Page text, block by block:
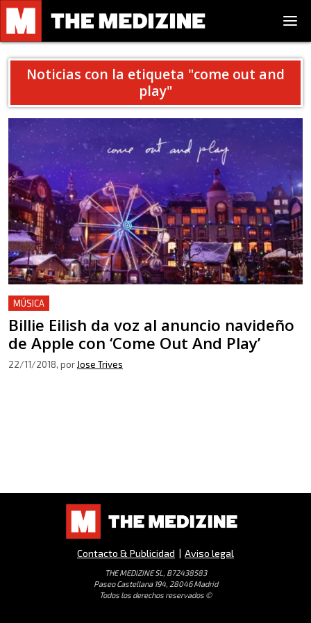
Noticias con la etiqueta "come out and
play"
MÚSICA
Billie Eilish da voz al anuncio navideño
de Apple con ‘Come Out And Play’
22/11/2018, por Jose Trives
Contacto & Publicidad | Aviso legal
THE MEDIZINE SL, B72438583
Paseo Castellana 194, 28046 Madrid
Todos los derechos reservados ©